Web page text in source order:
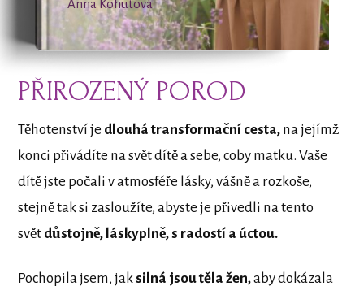
Anna Kohutová
PŘIROZENÝ POROD
Těhotenství je dlouhá transformační cesta, na jejímž
konci přivádíte na svět dítě a sebe, coby matku. Vaše
dítě jste počali v atmosféře lásky, vášně a rozkoše,
stejně tak si zasloužíte, abyste je přivedli na tento
svět důstojně, láskyplně, s radostí a úctou.
Pochopila jsem, jaksilná jsou těla žen,aby dokázala